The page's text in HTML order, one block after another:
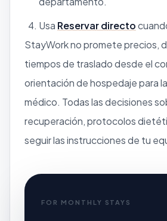
Usa Reservar directo
StayWork no promete precios,
tiempos de traslado desde el
orientación de hospedaje para
médico. Todas las decisiones
recuperación, protocolos
seguir las instrucciones de tu
FOR MONTHLY STAYS